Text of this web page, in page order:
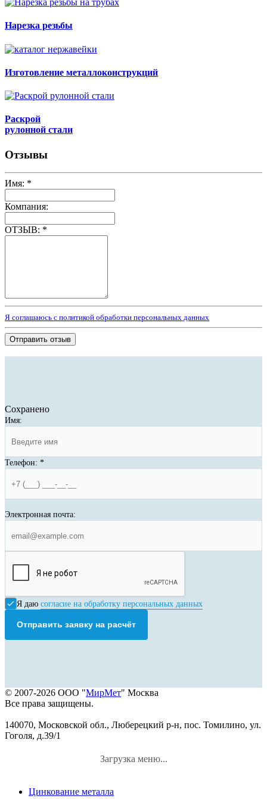
Нарезка резьбы
Изготовление металлоконструкций
Раскрой
рулонной стали
Отзывы
Имя: *
Компания:
ОТЗЫВ: *
Я соглашаюсь с политикой обработки персональных данных
Отправить отзыв
Сохранено
Имя:
Телефон: *
Электронная почта:
Я даю согласие на обработку персональных данных
Отправить заявку на расчёт
© 2007-2026 ООО "МирМет" Москва
Все права защищены.
140070, Московской обл., Люберецкий р-н, пос. Томилино, ул.
Гоголя, д.39/1
Загрузка меню...
Цинкование металла